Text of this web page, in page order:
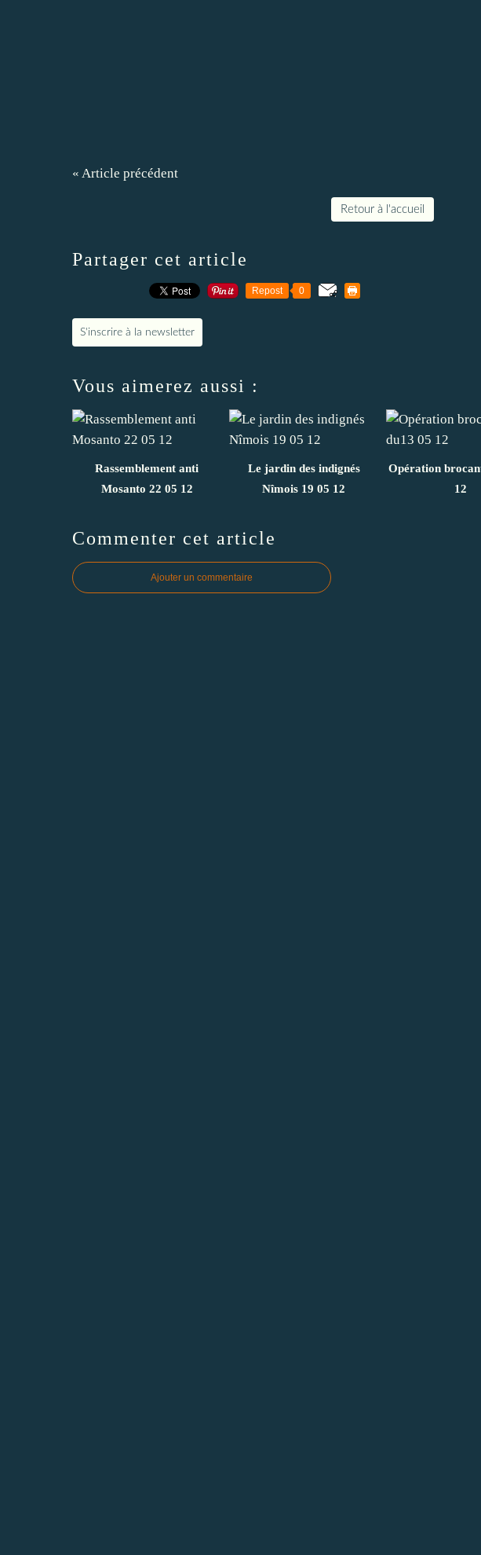
« Article précédent
Retour à l'accueil
Partager cet article
Repost 0
S'inscrire à la newsletter
Vous aimerez aussi :
Rassemblement anti
Mosanto 22 05 12
Le jardin des indignés
Nîmois 19 05 12
Opération
12
Commenter cet article
Ajouter un commentaire